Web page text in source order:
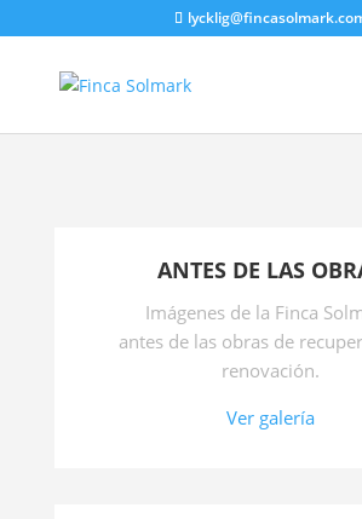
ANTES DE LAS
Imágenes de la Finca
antes de las obras de
renovación.
Ver galería